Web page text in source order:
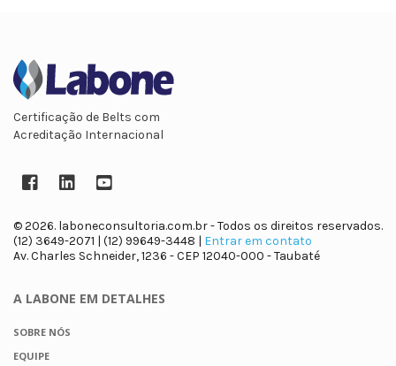
Certificação de Belts com
Acreditação Internacional
Facebook
LinkedInYouTube
© 2026. laboneconsultoria.com.br - Todos os direitos reservados.
(12) 3649-2071 | (12) 99649-3448 | Entrar em contato
Av. Charles Schneider, 1236 - CEP 12040-000 - Taubaté
A LABONE EM DETALHES
SOBRE NÓS
EQUIPE